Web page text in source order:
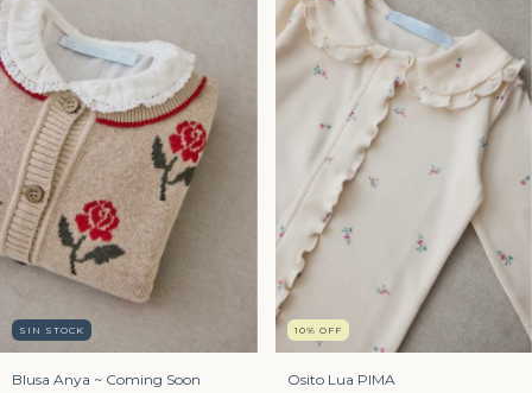
SIN STOCK
Blusa Anya ~ Coming Soon
10% OFF
Osito Lua PIMA